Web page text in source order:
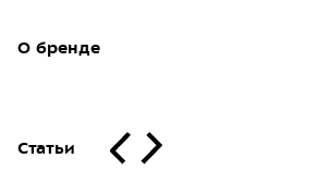
О бренде
Статьи